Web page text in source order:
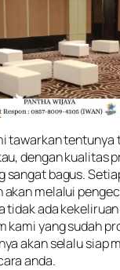
tawarkan tentunya
dengan kualitas
sangat bagus.
akan melalui
tidak ada
kami yang sudah
akan selalu siap
anda.